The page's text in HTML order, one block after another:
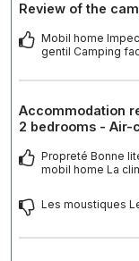
Review of the
Mobil home
gentil Camping
Accommodation
2 bedrooms - Air-
Propreté Bonne
mobil home La
Les moustiques